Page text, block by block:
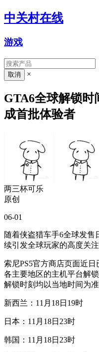
中关村在线
游戏
×
GTA6全球解锁时
成首批体验者
两三杯可乐
原创
06-01
随着侠盗猎车手6全球发
续引发全球玩家的高度关注
索尼PS5官方商店页面近
各主要地区的主机平台解
解锁时刻均以当地时间为
新西兰：11月18日19时
日本：11月18日23时
韩国：11月18日23时